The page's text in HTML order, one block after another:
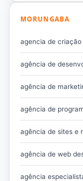
MORUNGABA
agencia de
agência de
agência de
agência de
agência de sites e
agência de web
agência